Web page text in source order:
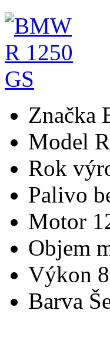
Značka
Model R
Rok
Palivo
Motor
Objem
Výkon
Barva